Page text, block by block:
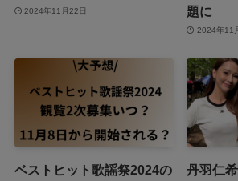
2024年11月22日
題に
2024年11
ベストヒット歌謡祭2024の
丹羽仁